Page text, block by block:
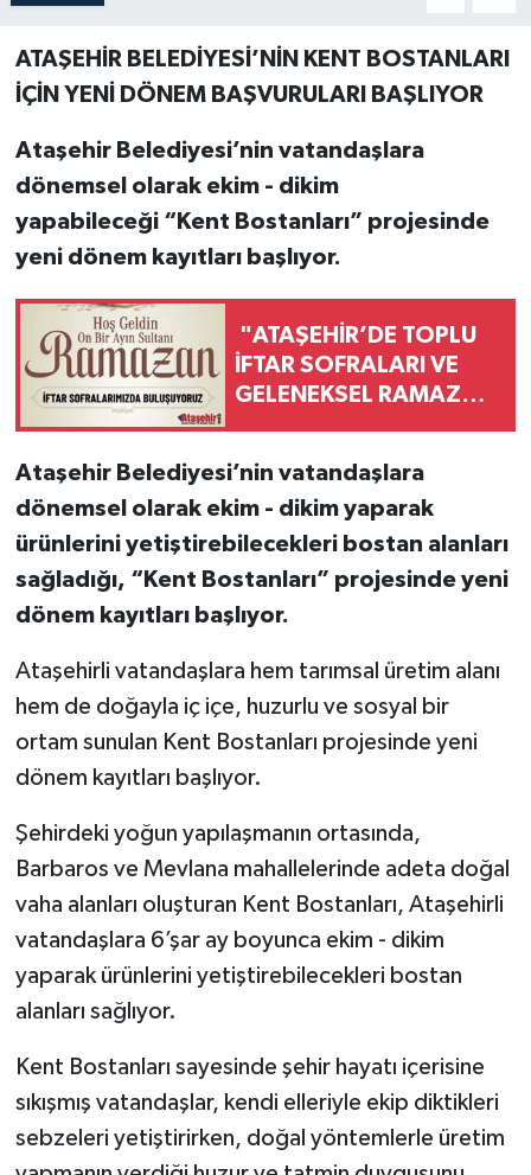
ATAŞEHİR BELEDİYESİ’NİN KENT BOSTANLARI
İÇİN YENİ DÖNEM BAŞVURULARI BAŞLIYOR
Ataşehir Belediyesi’nin vatandaşlara
dönemsel olarak ekim - dikim
yapabileceği “Kent Bostanları” projesinde
yeni dönem kayıtları başlıyor.
"ATAŞEHİR’DE TOPLU
İFTAR SOFRALARI VE
GELENEKSEL RAMAZAN
Ataşehir Belediyesi’nin vatandaşlara
dönemsel olarak ekim - dikim yaparak
ürünlerini yetiştirebilecekleri bostan alanları
sağladığı, “Kent Bostanları” projesinde yeni
dönem kayıtları başlıyor.
Ataşehirli vatandaşlara hem tarımsal üretim alanı
hem de doğayla iç içe, huzurlu ve sosyal bir
ortam sunulan Kent Bostanları projesinde yeni
dönem kayıtları başlıyor.
Şehirdeki yoğun yapılaşmanın ortasında,
Barbaros ve Mevlana mahallelerinde adeta doğal
vaha alanları oluşturan Kent Bostanları, Ataşehirli
vatandaşlara 6’şar ay boyunca ekim - dikim
yaparak ürünlerini yetiştirebilecekleri bostan
alanları sağlıyor.
Kent Bostanları sayesinde şehir hayatı içerisine
sıkışmış vatandaşlar, kendi elleriyle ekip diktikleri
sebzeleri yetiştirirken, doğal yöntemlerle üretim